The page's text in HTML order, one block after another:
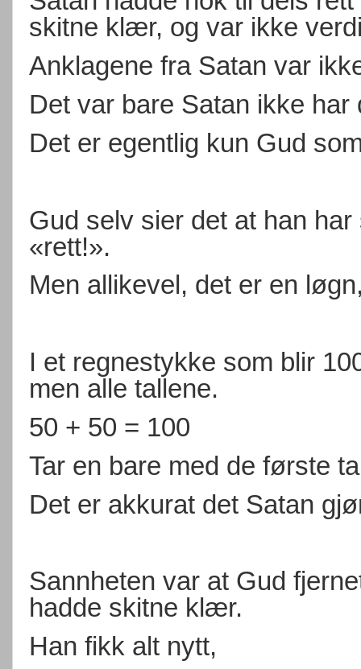
skitne klær, og var ikke
Anklagene fra Satan var
Det var bare Satan ikke har
Det er egentlig kun Gud
Gud selv sier det at han
«rett!».
Men allikevel, det er en
I et regnestykke som blir
men alle tallene.
50 + 50 = 100
Tar en bare med de første
Det er akkurat det Satan
Sannheten var at Gud
hadde skitne klær.
Han fikk alt nytt,